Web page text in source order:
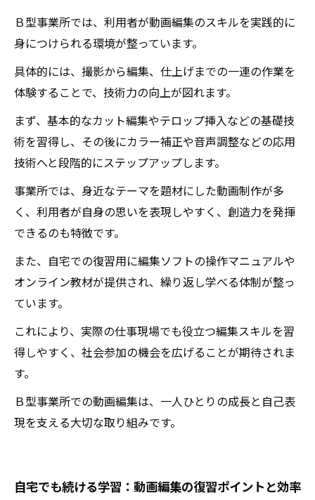
Ｂ型事業所では、利用者が動画編集のスキルを実践的に
身につけられる環境が整っています。
具体的には、撮影から編集、仕上げまでの一連の作業を
体験することで、技術力の向上が図れます。
まず、基本的なカット編集やテロップ挿入などの基礎技
術を習得し、その後にカラー補正や音声調整などの応用
技術へと段階的にステップアップします。
事業所では、身近なテーマを題材にした動画制作が多
く、利用者が自身の思いを表現しやすく、創造力を発揮
できるのも特徴です。
また、自宅での復習用に編集ソフトの操作マニュアルや
オンライン教材が提供され、繰り返し学べる体制が整っ
ています。
これにより、実際の仕事現場でも役立つ編集スキルを習
得しやすく、社会参加の機会を広げることが期待されま
す。
Ｂ型事業所での動画編集は、一人ひとりの成長と自己表
現を支える大切な取り組みです。
自宅でも続ける学習：動画編集の復習ポイントと効率